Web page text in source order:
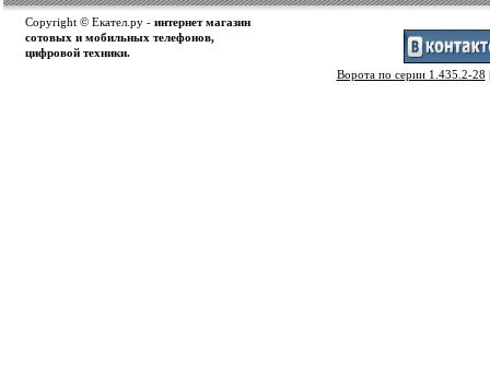
Copyright © Екател.ру - интернет магазин
сотовых и мобильных телефонов,
цифровой техники.
Ворота по серии 1.435.2-28